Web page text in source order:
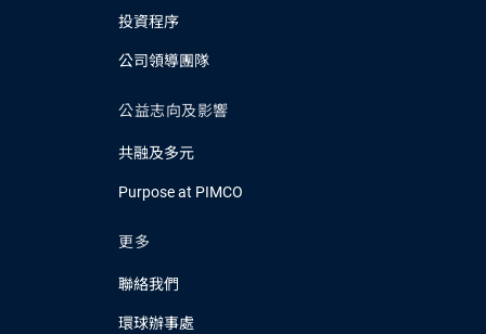
投資程序
公司領導團隊
公益志向及影響
共融及多元
Purpose at PIMCO
更多
聯絡我們
環球辦事處